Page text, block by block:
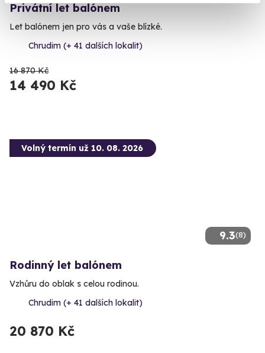
Privátní let balónem
Let balónem jen pro vás a vaše blízké.
Chrudim (+ 41 dalších lokalit)
16 870 Kč
14 490 Kč
9.3(8)
Volný termín už 10. 08. 2026
Rodinný let balónem
Vzhůru do oblak s celou rodinou.
Chrudim (+ 41 dalších lokalit)
20 870 Kč